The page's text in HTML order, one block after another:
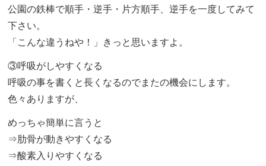
公園の鉄棒で順手・逆手・片方順手、逆手を一度してみて
下さい。
「こんな違うねや！」きっと思いますよ。
③呼吸がしやすくなる
呼吸の事を書くと長くなるのでまたの機会にします。
色々ありますが、
めっちゃ簡単に言うと
⇒肋骨が動きやすくなる
⇒酸素入りやすくなる